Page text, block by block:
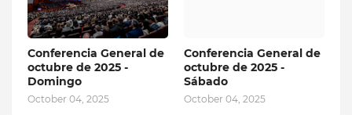
Conferencia General de
octubre de 2025 -
Domingo
October 04, 2025
Conferencia General de
octubre de 2025 -
Sábado
October 04, 2025